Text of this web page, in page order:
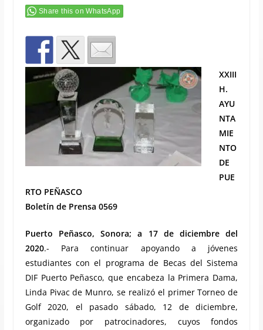
Share this on WhatsApp
XXIII
H.
AYU
NTA
MIE
NTO
DE
PUE
RTO PEÑASCO
Boletín de Prensa 0569
Puerto Peñasco, Sonora; a 17 de diciembre del
2020.- Para continuar apoyando a jóvenes
estudiantes con el programa de Becas del Sistema
DIF Puerto Peñasco, que encabeza la Primera Dama,
Linda Pivac de Munro, se realizó el primer Torneo de
Golf 2020, el pasado sábado, 12 de diciembre,
organizado por patrocinadores, cuyos fondos